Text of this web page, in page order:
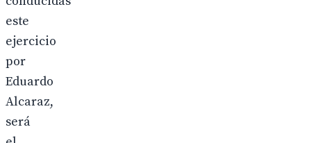
este
ejercicio
por
Eduardo
Alcaraz,
será